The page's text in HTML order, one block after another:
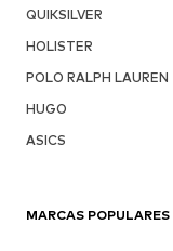
QUIKSILVER
HOLISTER
POLO RALPH LAUREN
HUGO
ASICS
MARCAS